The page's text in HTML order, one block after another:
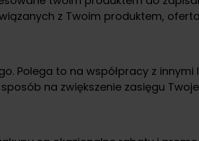
z Twoim produktem,
Polega to na współpracy z
na zwiększenie zasięgu